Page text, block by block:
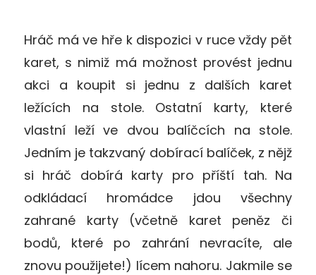
Hráč má ve hře k dispozici v ruce vždy pět
karet, s nimiž má možnost provést jednu
akci a koupit si jednu z dalších karet
ležících na stole. Ostatní karty, které
vlastní leží ve dvou balíčcích na stole.
Jedním je takzvaný dobírací balíček, z nějž
si hráč dobírá karty pro příští tah. Na
odkládací hromádce jdou všechny
zahrané karty (včetně karet peněz či
bodů, které po zahrání nevracíte, ale
znovu použijete!) lícem nahoru. Jakmile se